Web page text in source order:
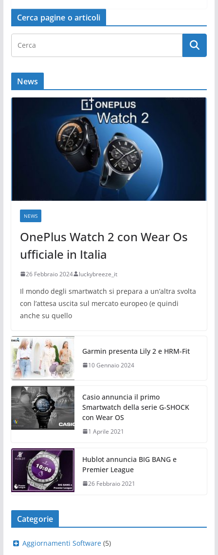
Cerca pagine o articoli
News
NEWS
OnePlus Watch 2 con Wear Os
ufficiale in Italia
26 Febbraio 2024 luckybreeze_it
Il mondo degli smartwatch si prepara a un’altra svolta
con l’attesa uscita sul mercato europeo (e quindi
anche su quello
Garmin presenta Lily 2 e HRM-Fit
10 Gennaio 2024
Casio annuncia il primo
Smartwatch della serie G-SHOCK
con Wear OS
1 Aprile 2021
Hublot annuncia BIG BANG e
Premier League
26 Febbraio 2021
Categorie
Aggiornamenti Software (5)